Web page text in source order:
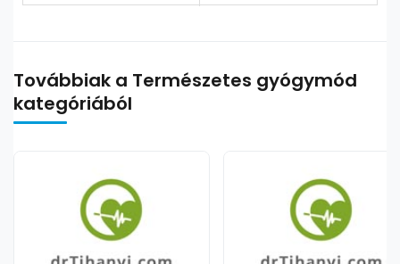
Továbbiak a Természetes gyógymód
kategóriából